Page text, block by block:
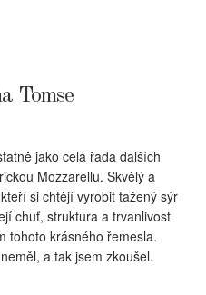
Tomse
jako celá řada dalších
Mozzarellu. Skvělý a
si chtějí vyrobit tažený sýr
chuť, struktura a trvanlivost
tohoto krásného řemesla.
a tak jsem zkoušel.